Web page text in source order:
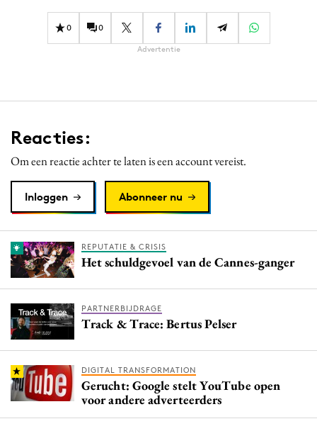
0 0
Advertentie
Reacties:
Om een reactie achter te laten is een account vereist.
Inloggen Abonneer nu
REPUTATIE & CRISIS
Het schuldgevoel van de Cannes-ganger
PARTNERBIJDRAGE
Track & Trace: Bertus Pelser
DIGITAL TRANSFORMATION
Gerucht: Google stelt YouTube open
voor andere adverteerders